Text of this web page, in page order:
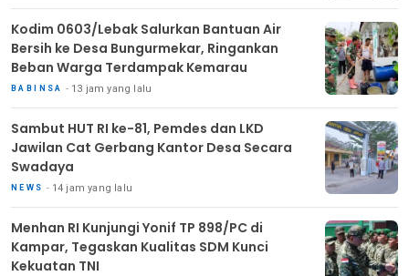
Kodim 0603/Lebak Salurkan Bantuan Air
Bersih ke Desa Bungurmekar, Ringankan
Beban Warga Terdampak Kemarau
BABINSA 13 jam yang lalu
Sambut HUT RI ke-81, Pemdes dan LKD
Jawilan Cat Gerbang Kantor Desa Secara
Swadaya
NEWS 14 jam yang lalu
Menhan RI Kunjungi Yonif TP 898/PC di
Kampar, Tegaskan Kualitas SDM Kunci
Kekuatan TNI